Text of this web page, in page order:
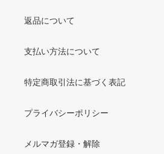
返品について
支払い方法について
特定商取引法に基づく表記
プライバシーポリシー
メルマガ登録・解除